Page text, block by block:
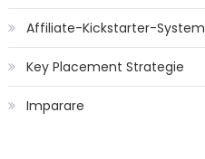
Affiliate-Kickstarter-System
Key Placement Strategie
Imparare